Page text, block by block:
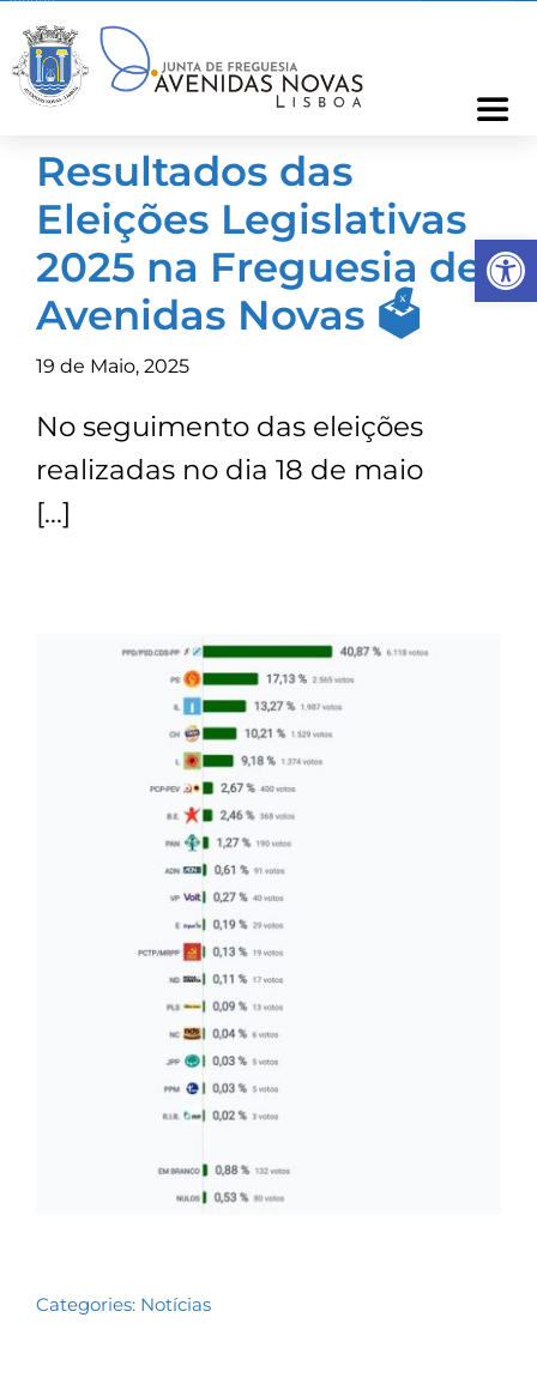
content
Freguesia
Cartão Freguês
Informações
Notícias
TRANSPARÊNCIA
Resultados das
Eleições Legislativas
2025 na Freguesia de
Avenidas Novas 🗳️
19 de Maio, 2025
No seguimento das eleições
realizadas no dia 18 de maio
[…]
Categories: Notícias